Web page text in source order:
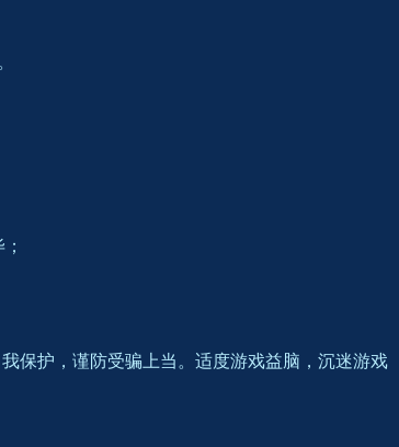
保护，谨防受骗上当。适度游戏益脑，沉迷游戏